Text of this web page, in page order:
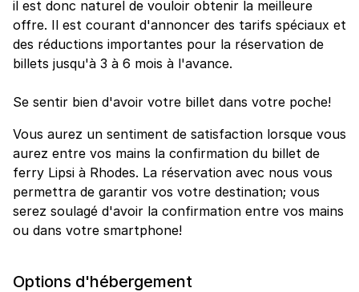
il est donc naturel de vouloir obtenir la meilleure
offre. Il est courant d'annoncer des tarifs spéciaux et
des réductions importantes pour la réservation de
billets jusqu'à 3 à 6 mois à l'avance.
Se sentir bien d'avoir votre billet dans votre poche!
Vous aurez un sentiment de satisfaction lorsque vous
aurez entre vos mains la confirmation du billet de
ferry Lipsi à Rhodes. La réservation avec nous vous
permettra de garantir vos votre destination; vous
serez soulagé d'avoir la confirmation entre vos mains
ou dans votre smartphone!
Options d'hébergement